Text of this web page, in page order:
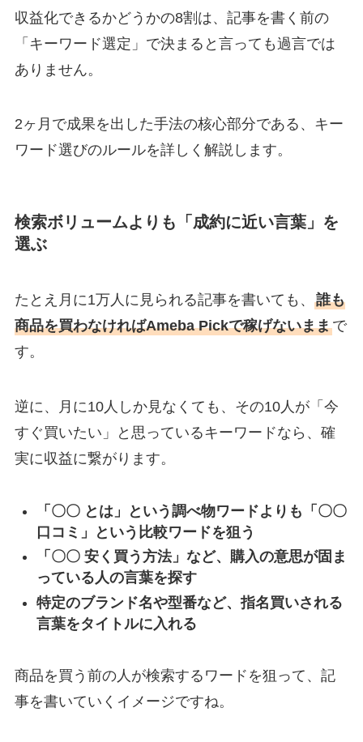
収益化できるかどうかの8割は、記事を書く前の
「キーワード選定」で決まると言っても過言では
ありません。
2ヶ月で成果を出した手法の核心部分である、キー
ワード選びのルールを詳しく解説します。
検索ボリュームよりも「成約に近い言葉」を
選ぶ
たとえ月に1万人に見られる記事を書いても、 誰も
商品を買わなければAmeba Pickで稼げないままで
す。
逆に、月に10人しか見なくても、その10人が「今
すぐ買いたい」と思っているキーワードなら、確
実に収益に繋がります。
「〇〇 とは」という調べ物ワードよりも「〇〇
口コミ」という比較ワードを狙う
「〇〇 安く買う方法」など、購入の意思が固ま
っている人の言葉を探す
特定のブランド名や型番など、指名買いされる
言葉をタイトルに入れる
商品を買う前の人が検索するワードを狙って、記
事を書いていくイメージですね。